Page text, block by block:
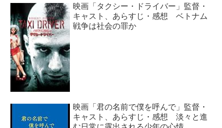
映画「タクシー・ドライバー」監督・
キャスト、あらすじ・感想 ベトナム
戦争は社会の罪か
映画「君の名前で僕を呼んで」監督・
キャスト、あらすじ・感想 淡々と進